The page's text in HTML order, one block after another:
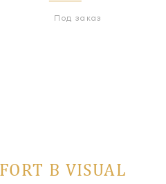
Под заказ
В VISUAL